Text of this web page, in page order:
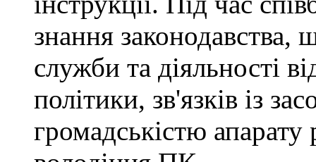
знання законодавства,
служби та діяльності
політики, зв'язків із
громадськістю апарату